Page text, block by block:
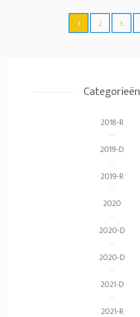
1 2 3
Categorieën
2018-R
2019-D
2019-R
2020
2020-D
2020-D
2021-D
2021-R